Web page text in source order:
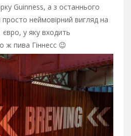
Guinness, а з останнього
просто неймовірний вигляд на
євро, у яку входить
ж пива Гіннесс 😉